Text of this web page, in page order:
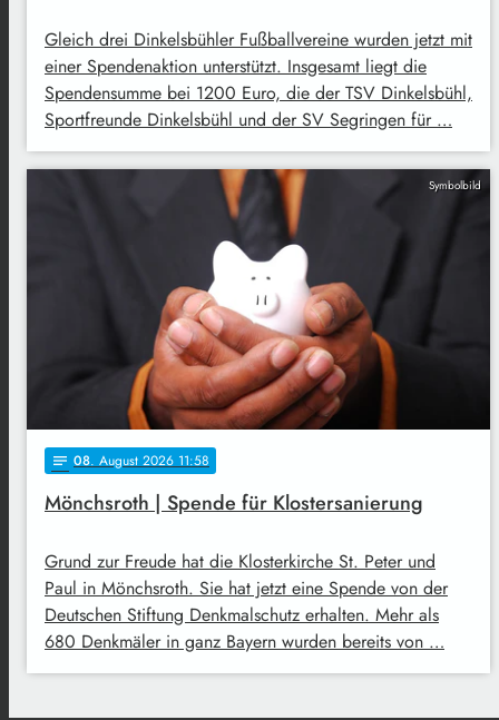
Gleich drei Dinkelsbühler Fußballvereine wurden jetzt mit
einer Spendenaktion unterstützt. Insgesamt liegt die
Spendensumme bei 1200 Euro, die der TSV Dinkelsbühl,
Sportfreunde Dinkelsbühl und der SV Segringen für …
Symbolbild
notes 08. August 2026 11:58
Mönchsroth | Spende für Klostersanierung
Grund zur Freude hat die Klosterkirche St. Peter und
Paul in Mönchsroth. Sie hat jetzt eine Spende von der
Deutschen Stiftung Denkmalschutz erhalten. Mehr als
680 Denkmäler in ganz Bayern wurden bereits von …